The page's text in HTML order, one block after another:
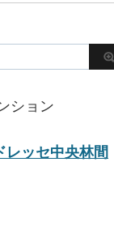
ション
レッセ中央林間